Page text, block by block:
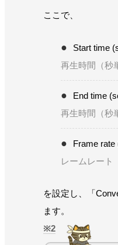
ここで、
Start time
再生時間（秒
End time
再生時間（秒
Frame
レームレート
を設定し、「
ます。
2